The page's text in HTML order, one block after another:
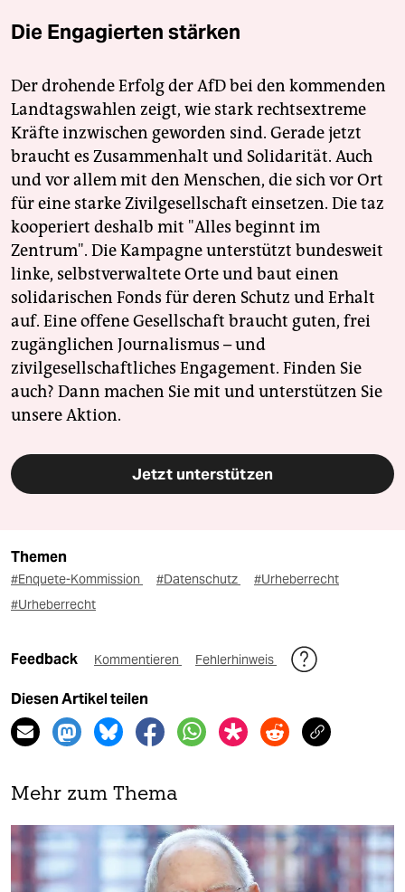
Die Engagierten stärken
Der drohende Erfolg der AfD bei den kommenden
Landtagswahlen zeigt, wie stark rechtsextreme
Kräfte inzwischen geworden sind. Gerade jetzt
braucht es Zusammenhalt und Solidarität. Auch
und vor allem mit den Menschen, die sich vor Ort
für eine starke Zivilgesellschaft einsetzen. Die taz
kooperiert deshalb mit "Alles beginnt im
Zentrum". Die Kampagne unterstützt bundesweit
linke, selbstverwaltete Orte und baut einen
solidarischen Fonds für deren Schutz und Erhalt
auf. Eine offene Gesellschaft braucht guten, frei
zugänglichen Journalismus – und
zivilgesellschaftliches Engagement. Finden Sie
auch? Dann machen Sie mit und unterstützen Sie
unsere Aktion.
Jetzt unterstützen
Themen
#Enquete-Kommission #Datenschutz
#Urheberrecht
#Urheberrecht
Feedback Kommentieren Fehlerhinweis
Diesen Artikel teilen
Mehr zum Thema